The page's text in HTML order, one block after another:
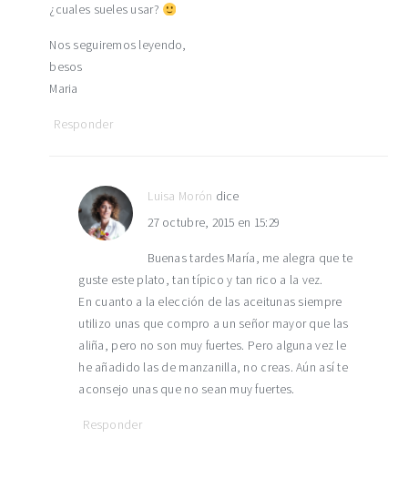
¿cuales sueles usar?
Nos seguiremos leyendo,
besos
Maria
Responder
Luisa Morón dice
27 octubre, 2015 en 15:29
Buenas tardes María, me alegra que te
guste este plato, tan típico y tan rico a la vez.
En cuanto a la elección de las aceitunas siempre
utilizo unas que compro a un señor mayor que las
aliña, pero no son muy fuertes. Pero alguna vez le
he añadido las de manzanilla, no creas. Aún así te
aconsejo unas que no sean muy fuertes.
Responder